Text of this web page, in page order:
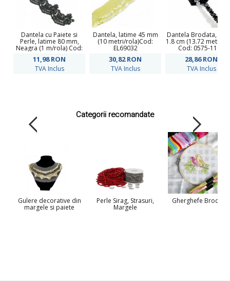
Dantela cu Paiete si
Perle, latime 80 mm,
Neagra (1 m/rola) Cod:
11,98RON
TVA Inclus
Dantela, latime 45 mm
(10 metri/rola)Cod:
EL69032
30,82RON
TVA Inclus
Dantela Brodata,
1.8 cm (13.72 metri/
Cod: 0575-1112
28,86RON
TVA Inclus
Categorii recomandate
Gulere decorative din
margele si paiete
Perle Sirag, Strasuri,
Margele
Gherghefe Broderie